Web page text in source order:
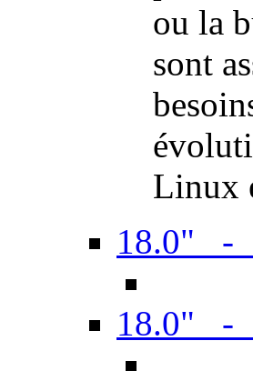
ou la
sont
Linux
18.0" -
18.0" -